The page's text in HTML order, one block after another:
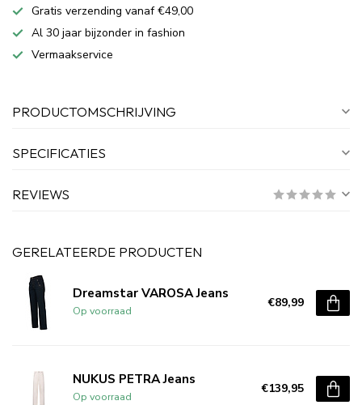
Gratis verzending vanaf €49,00
Al 30 jaar bijzonder in fashion
Vermaakservice
PRODUCTOMSCHRIJVING
SPECIFICATIES
REVIEWS
GERELATEERDE PRODUCTEN
Dreamstar VAROSA Jeans
Op voorraad
€89,99
NUKUS PETRA Jeans
Op voorraad
€139,95